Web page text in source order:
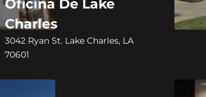
Oficina De Lake
Charles
3042 Ryan St. Lake Charles, LA
70601